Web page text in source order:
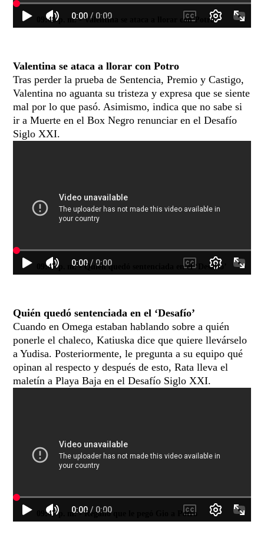
09:48 p. m.- Valentina se ataca a llorar con Potro
Valentina se ataca a llorar con Potro
Tras perder la prueba de Sentencia, Premio y Castigo,
Valentina no aguanta su tristeza y expresa que se siente
mal por lo que pasó. Asimismo, indica que no sabe si
ir a Muerte en el Box Negro renunciar en el Desafío
Siglo XXI.
09:47 p. m.- Quién quedó sentenciada en el ‘Desafío’
Quién quedó sentenciada en el ‘Desafío’
Cuando en Omega estaban hablando sobre a quién
ponerle el chaleco, Katiuska dice que quiere llevárselo
a Yudisa. Posteriormente, le pregunta a su equipo qué
opinan al respecto y después de esto, Rata lleva el
maletín a Playa Baja en el Desafío Siglo XXI.
09:47 p. m.- Regaño que le pegó Gio a Potro